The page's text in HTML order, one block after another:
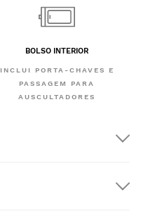
BOLSO INTERIOR
INCLUI PORTA-CHAVES E
PASSAGEM PARA
AUSCULTADORES